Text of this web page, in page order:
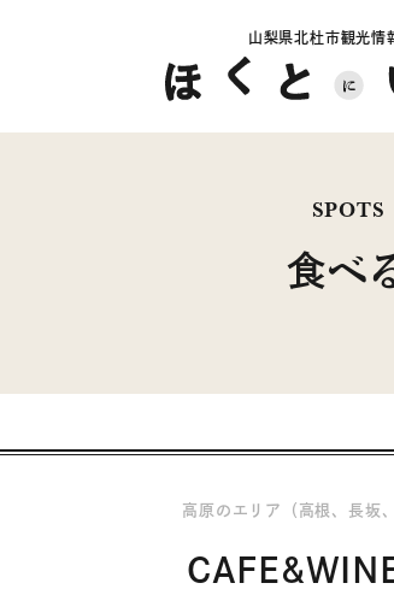
山梨県北杜市観光情
SPOTS
食べ
高原のエリア（高根、長坂